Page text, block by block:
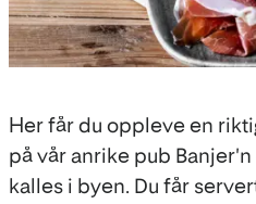
Her får du oppleve en
på vår anrike pub
kalles i byen. Du får